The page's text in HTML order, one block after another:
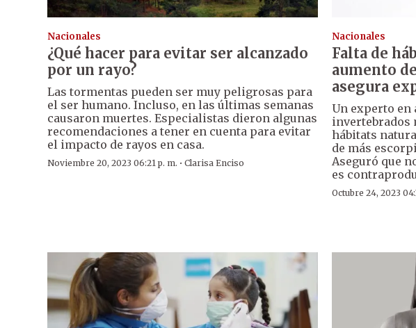
Nacionales
¿Qué hacer para evitar ser alcanzado
por un rayo?
Las tormentas pueden ser muy peligrosas para
el ser humano. Incluso, en las últimas semanas
causaron muertes. Especialistas dieron algunas
recomendaciones a tener en cuenta para evitar
el impacto de rayos en casa.
Noviembre 20, 2023 06:21 p. m. · Clarisa Enciso
Nacionales
Falta de
aumento
asegura
Un experto
invertebrados
hábitats
de más
Aseguró que
es
Octubre 24, 2023